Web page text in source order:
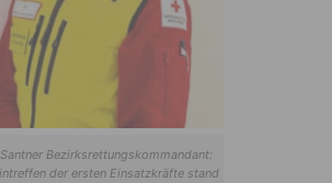
Bezirksrettungskommandant:
der ersten Einsatzkräfte stand